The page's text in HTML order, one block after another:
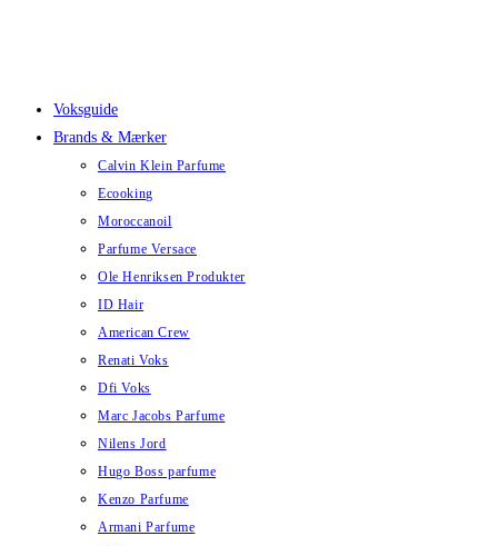
Voksguide
Brands & Mærker
Calvin Klein Parfume
Ecooking
Moroccanoil
Parfume Versace
Ole Henriksen Produkter
ID Hair
American Crew
Renati Voks
Dfi Voks
Marc Jacobs Parfume
Nilens Jord
Hugo Boss parfume
Kenzo Parfume
Armani Parfume